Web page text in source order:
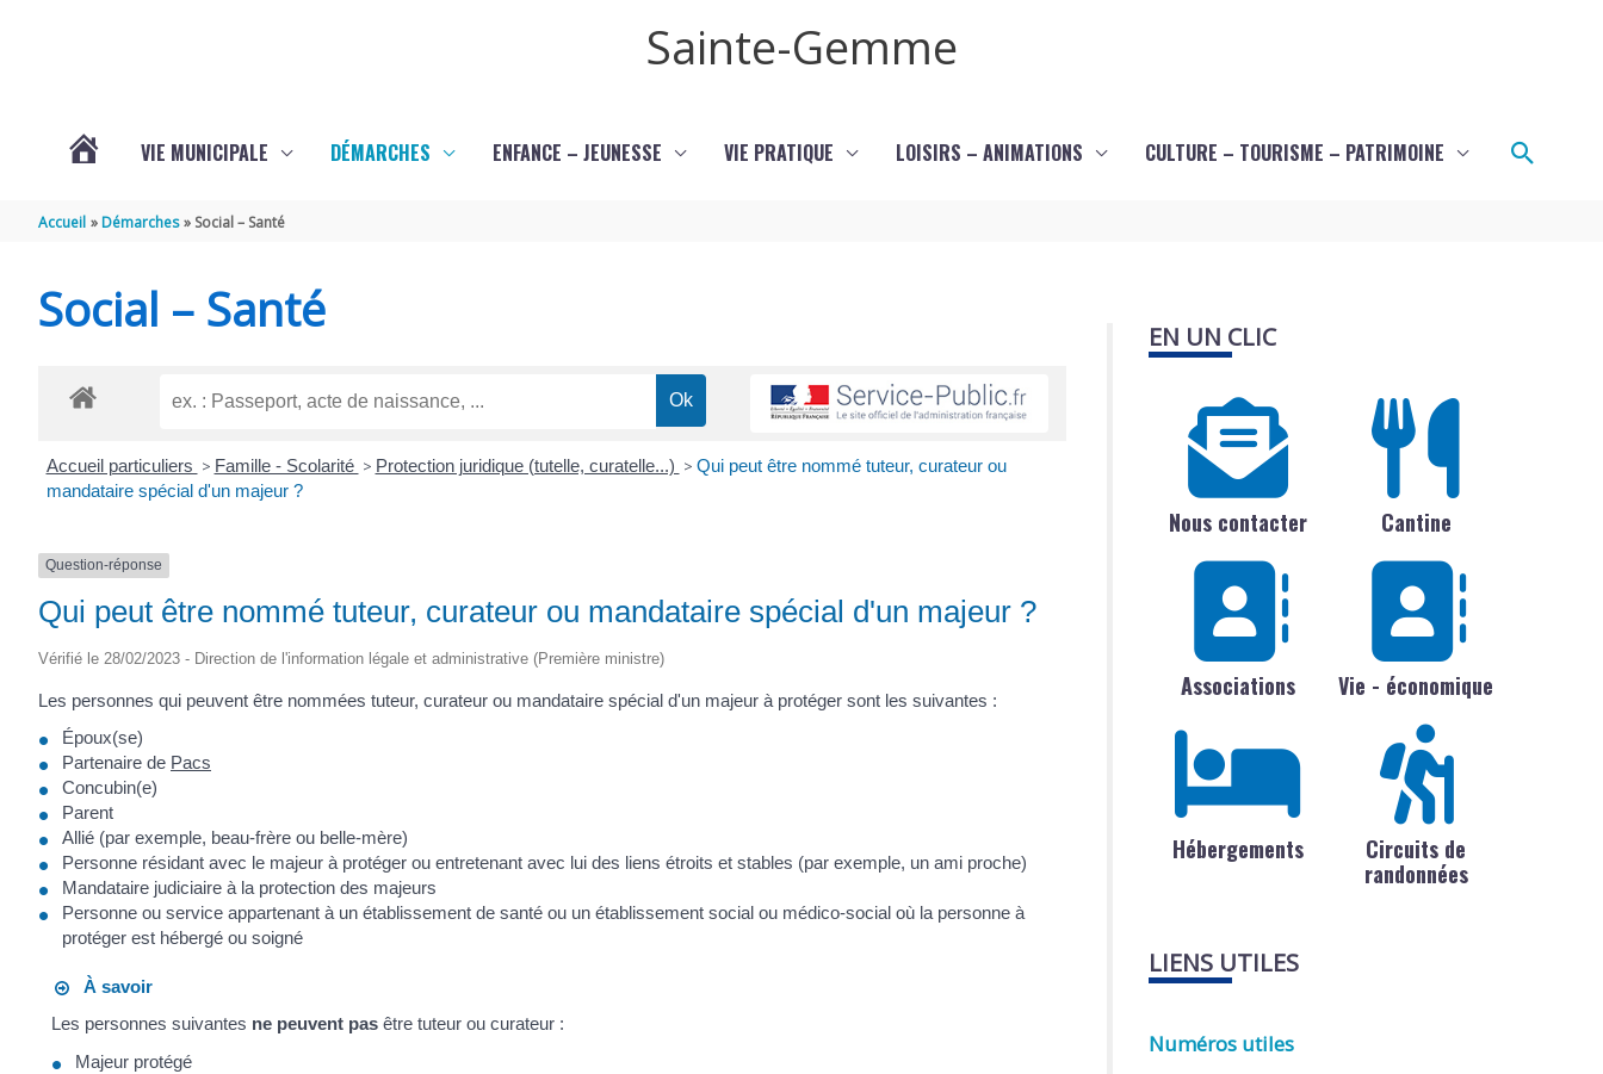
Sainte-Gemme
GEMME
VIE MUNICIPALE DÉMARCHES ENFANCE – JEUNESSE VIE PRATIQUE LOISIRS – ANIMATIONS CULTURE – TOURISME – PATRIMOINE
Accueil Démarches Social – Santé
Social – Santé
Accueil particuliers > Famille - Scolarité > Protection juridique (tutelle, curatelle...) > Qui peut être nommé tuteur, curateur ou
mandataire spécial d'un majeur ?
Question-réponse
Qui peut être nommé tuteur, curateur ou mandataire spécial d'un majeur ?
Vérifié le 28/02/2023 - Direction de l'information légale et administrative (Première ministre)
Les personnes qui peuvent être nommées tuteur, curateur ou mandataire spécial d'un majeur à protéger sont les suivantes :
Époux(se)
Partenaire de Pacs
Concubin(e)
Parent
Allié (par exemple, beau-frère ou belle-mère)
Personne résidant avec le majeur à protéger ou entretenant avec lui des liens étroits et stables (par exemple, un ami proche)
Mandataire judiciaire à la protection des majeurs
Personne ou service appartenant à un établissement de santé ou un établissement social ou médico-social où la personne à
protéger est hébergé ou soigné
À savoir
Les personnes suivantes ne peuvent pas être tuteur ou curateur :
Majeur protégé
EN UN CLIC
Nous contacter Cantine
Associations Vie - économique
Hébergements
Circuits de
randonnées
LIENS UTILES
Numéros utiles